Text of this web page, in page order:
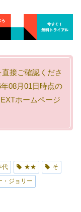
接ご確認くださ
08月01日時点の
ホームページ
代 ★★
そ
・ジョリー